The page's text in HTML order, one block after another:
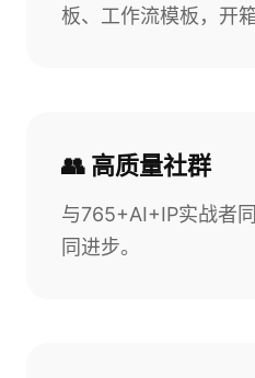
板、工作流模板，开箱
👥 高质量社群
与765+AI+IP实战者
同进步。